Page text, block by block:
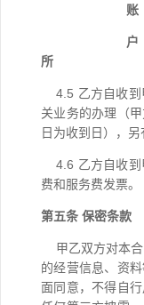
账 号：
户 名：深圳
所
4.5 乙方自收到
关业务的办理（
日为收到日），另
4.6 乙方自收
费和服务费发票。
第五条 保密条款
甲乙双方对本
的经营信息、资
面同意，不得自